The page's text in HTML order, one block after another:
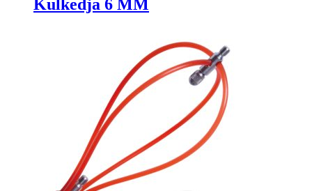
Kulkedja 6 MM